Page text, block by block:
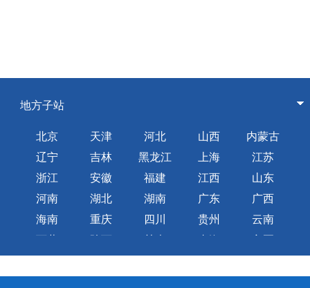
地方子站
北京 天津 河北 山西
内蒙古
辽宁
吉林 黑龙江 上海
江苏
浙江
安徽 福建 江西
山东
河南
湖北 湖南 广东
广西
海南
重庆 四川 贵州
云南